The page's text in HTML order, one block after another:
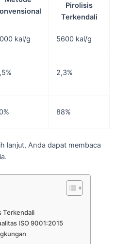
Pirolisis
Terkendali
kal/g 5600 kal/g
2,3%
88%
lanjut, Anda dapat membaca
Terkendali
ISO 9001:2015